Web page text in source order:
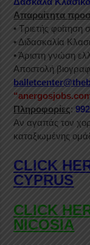
Απαραίτητα
• Τριετής
• Διδασκαλία
• Άριστη γνώση
Αποστολή
Πληροφορίες:
Αν αγαπάς τον
καταξιωμένης
CLICK
CYPRUS
CLICK
NICOSIA